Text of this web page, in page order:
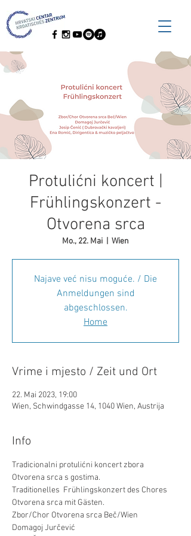
Protulićni koncert |
Frühlingskonzert -
Otvorena srca
Mo., 22. Mai Wien
Najave već nisu moguće. / Die
Anmeldungen sind
abgeschlossen.
Home
Vrime i mjesto / Zeit und Ort
22. Mai 2023, 19:00
Wien, Schwindgasse 14, 1040 Wien, Austrija
Info
Tradicionalni protulićni koncert zbora
Otvorena srca s gostima.
Traditionelles  Frühlingskonzert des Chores
Otvorena srca mit Gästen.
Zbor/Chor Otvorena srca Beč/Wien
Domagoj Jurčević